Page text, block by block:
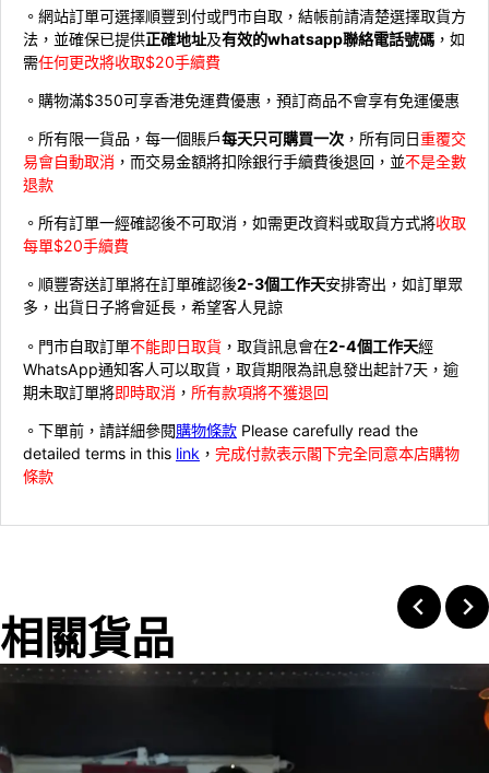
。網站訂單可選擇順豐到付或門市自取，結帳前請清楚選擇取貨方
法，並確保已提供正確地址及有效的whatsapp聯絡電話號碼 ，如
需任何更改將收取$20手續費
。購物滿$350可享香港免運費優惠，預訂商品不會享有免運優惠
。所有限一貨品，每一個賬戶每天只可購買一次 ，所有同日重覆交
易會自動取消 ，而交易金額將扣除銀行手續費後退回，並不是全數
退款
。所有訂單一經確認後不可取消，如需更改資料或取貨方式將收取
每單$20手續費
。順豐寄送訂單將在訂單確認後2-3個工作天安排寄出，如訂單眾
多，出貨日子將會延長，希望客人見諒
。門市自取訂單不能即日取貨 ，取貨訊息會在2-4個工作天經
WhatsApp通知客人可以取貨，取貨期限為訊息發出起計7天，逾
期未取訂單將即時取消 ， 所有款項將不獲退回
。下單前，請詳細參閱購物條款 Please carefully read the
detailed terms in this link ， 完成付款表示閣下完全同意本店購物
條款
相關貨品